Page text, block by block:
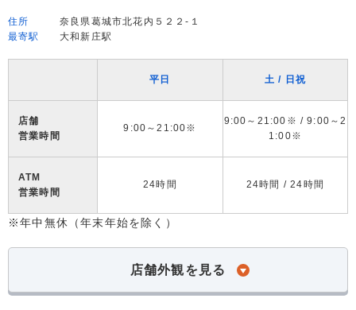
住所
奈良県葛城市北花内５２２-１
最寄駅
大和新庄駅
平日 土 / 日祝
店舗
営業時間
9:00～21:00※
9:00～21:00※ / 9:00～2
1:00※
ATM
営業時間
24時間 24時間 / 24時間
※年中無休（年末年始を除く）
店舗外観を見る